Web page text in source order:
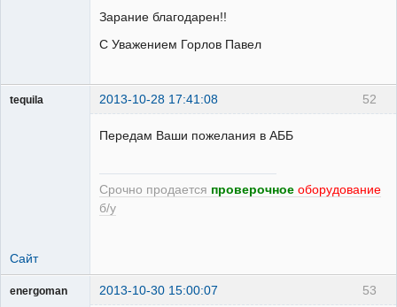
Зарание благодарен!!
С Уважением Горлов Павел
52
tequila 2013-10-28 17:41:08
Передам Ваши пожелания в АББ
Срочно продается проверочное оборудование
б/у
Сайт
53
energoman 2013-10-30 15:00:07